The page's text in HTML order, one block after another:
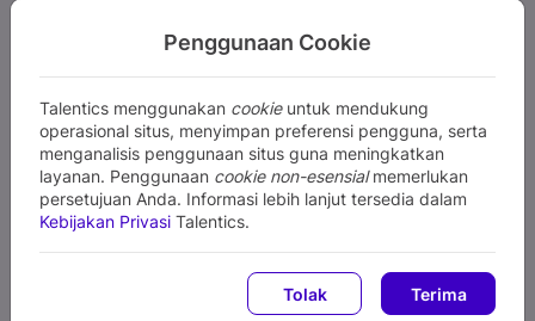
Penggunaan Cookie
Talentics menggunakan cookieuntuk mendukung
operasional situs, menyimpan preferensi pengguna, serta
menganalisis penggunaan situs guna meningkatkan
layanan. Penggunaan cookie non-esensialmemerlukan
persetujuan Anda. Informasi lebih lanjut tersedia dalam
Kebijakan Privasi Talentics.
Tolak Terima